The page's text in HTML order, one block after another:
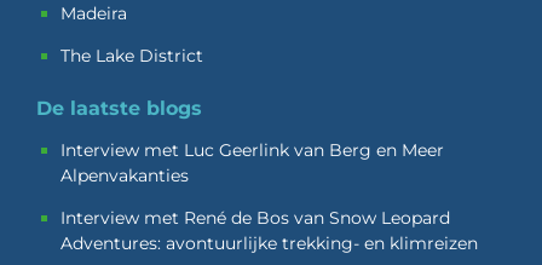
Madeira
The Lake District
De laatste blogs
Interview met Luc Geerlink van Berg en Meer
Alpenvakanties
Interview met René de Bos van Snow Leopard
Adventures: avontuurlijke trekking- en klimreizen